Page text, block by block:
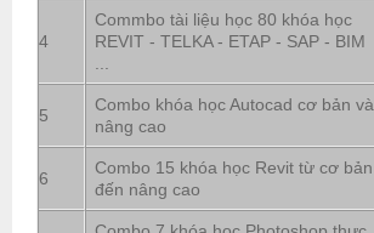
4
Commbo tài liệu học 80 khóa học
REVIT - TELKA - ETAP - SAP - BIM
5
Combo khóa học Autocad cơ bản và
nâng cao
6
Combo 15 khóa học Revit từ cơ bản
đến nâng cao